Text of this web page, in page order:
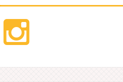
Instagram